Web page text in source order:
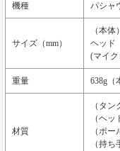
機種 パシャ
サイズ（mm）
（本体
ヘッド
(マイ
重量 638g（
材質
（タン
（ヘ
（ポ
（持ち